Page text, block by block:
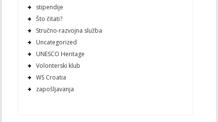
stipendije
Što čitati?
Stručno-razvojna služba
Uncategorized
UNESCO Heritage
Volonterski klub
WS Croatia
zapošljavanja